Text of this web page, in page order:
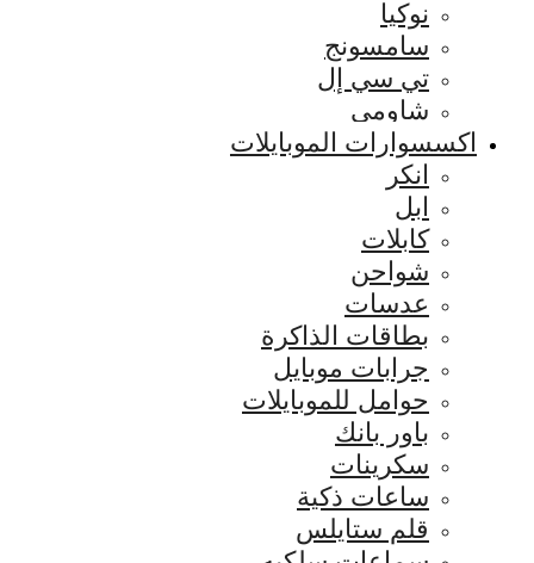
نوكيا
سامسونج
تي سي إل
شاومي
اكسسوارات الموبايلات
انكر
ابل
كابلات
شواحن
عدسات
بطاقات الذاكرة
جرابات موبايل
حوامل للموبايلات
باور بانك
سكرينات
ساعات ذكية
قلم ستايلس